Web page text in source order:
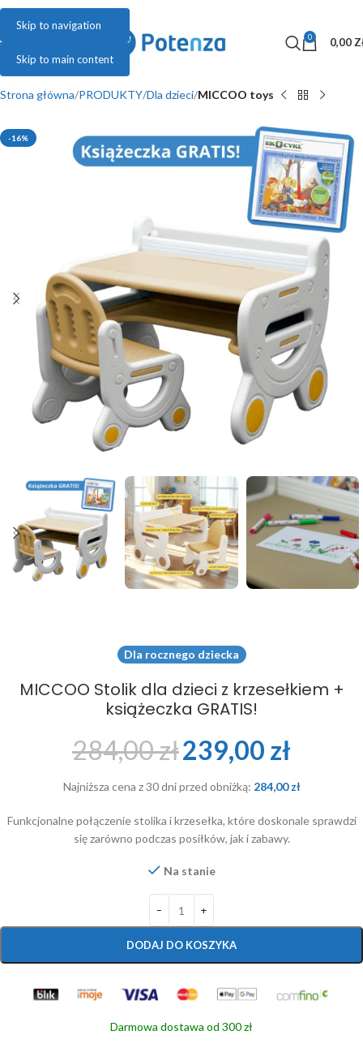
Skip to navigation
Skip to main content
0 0,00
Strona główna PRODUKTY Dla dzieci MICCOO toys
-16%
Dla rocznego dziecka
MICCOO Stolik dla dzieci z krzesełkiem +
książeczka GRATIS!
284,00zł239,00 zł
Najniższa cena z 30 dni przed obniżką: 284,00zł
Funkcjonalne połączenie stolika i krzesełka, które doskonale sprawdzi
się zarówno podczas posiłków, jak i zabawy.
Na stanie
DODAJ DO KOSZYKA
Darmowa dostawa od 300 zł